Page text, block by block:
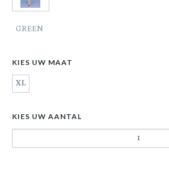
GREEN
KIES UW MAAT
XL
KIES UW AANTAL